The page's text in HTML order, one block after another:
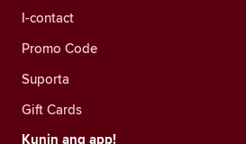
I-contact
Promo Code
Suporta
Gift Cards
Kunin ang app!